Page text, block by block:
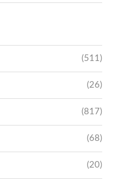
(511)
(26)
(817)
(68)
(20)